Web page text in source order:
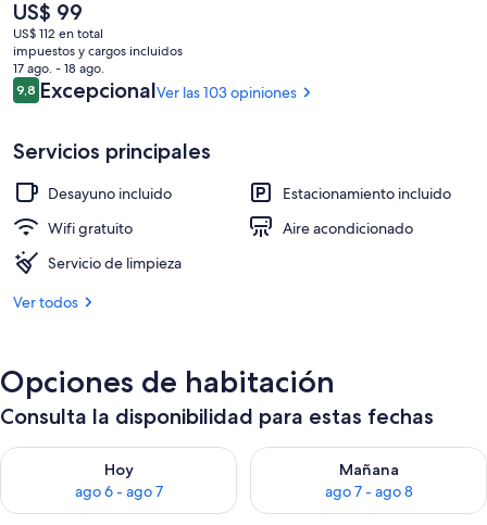
Áreas de la propiedad
El
precio
actual
es
de
US$ 99
US$ 99
US$ 112 en total
impuestos y cargos incluidos
17 ago. - 18 ago.
Opiniones
9,89,8 de 10
ExcepcionalVer las 103 opiniones
Servicios principales
Desayuno incluido
Estacionamiento incluido
Wifi gratuito
Aire acondicionado
Servicio de limpieza
Ver todos
Opciones de habitación
Consulta la disponibilidad para estas fechas
Hoy
ago 6 - ago 7
Consulta la disponibilidad para hoy ago 6 - ago 7
Mañana
ago 7 - ago 8
Consulta la disponibilidad